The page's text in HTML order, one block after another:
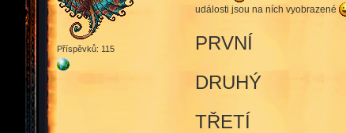
Příspěvků: 115
události jsou na ních vyobrazené
PRVNÍ
DRUHÝ
TŘETÍ